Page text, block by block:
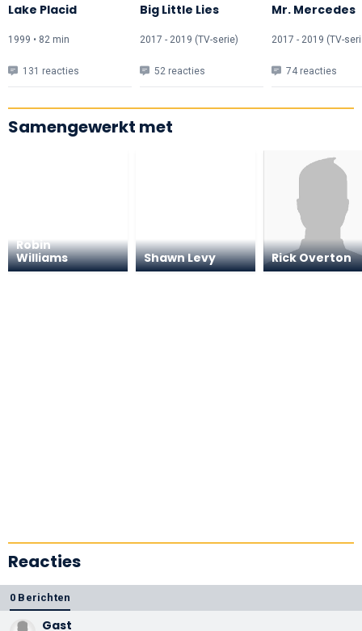
Lake Placid
1999 • 82 min
131 reacties
Big Little Lies
2017 - 2019 (TV-serie)
52 reacties
Mr. Mercedes
2017 - 2019 (TV-
74 reacties
Samengewerkt met
Robin
Williams
Shawn Levy Rick Overton
Reacties
0 Berichten
Gast